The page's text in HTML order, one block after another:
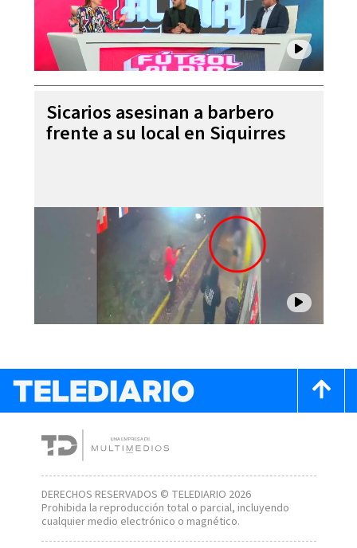
Sicarios asesinan a barbero
frente a su local en Siquirres
DERECHOS RESERVADOS © TELEDIARIO 2026
Prohibida la reproducción total o parcial, incluyendo
cualquier medio electrónico o magnético.